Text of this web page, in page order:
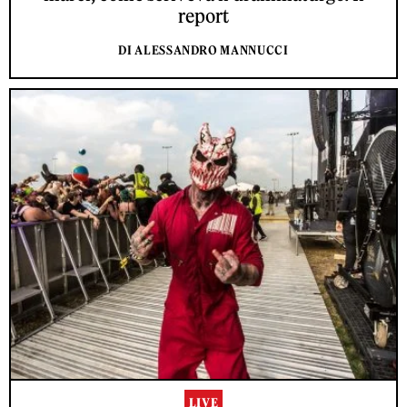
report
DI ALESSANDRO MANNUCCI
LIVE